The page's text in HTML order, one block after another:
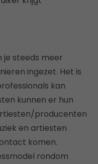
je steeds meer
ingezet. Het is
kan
kunnen er hun
producenten
en artiesten
komen.
rondom